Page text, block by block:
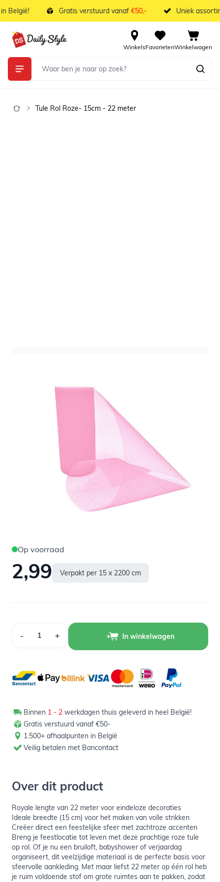
Ga naar de inhoud
Gratis verstuurd vanaf€50,- Uniek
WinkelsFavorietenWinkelwagen
Tule Rol Roze- 15cm - 22 meter
Art. nr. 1906-56ROZE
Op voorraad
2,99 Verpakt per 15 x 2200 cm
- + In winkelwagen
Binnen 1 - 2 werkdagen thuis geleverd in heel België!
Gratis verstuurd vanaf €50-
1.500+ afhaalpunten in België
Veilig betalen met Bancontact
Over dit product
Royale lengte van 22 meter voor eindeloze decoraties
Ideale breedte (15 cm) voor het maken van volle strikken
Creëer direct een feestelijke sfeer met zachtroze accenten
Breng je feestlocatie tot leven met deze prachtige roze tule
op rol. Of je nu een bruiloft, babyshower of verjaardag
organiseert, dit veelzijdige materiaal is de perfecte basis voor
sfeervolle aankleding. Met maar liefst 22 meter op één rol heb
je ruim voldoende stof om grote ruimtes aan te pakken, zodat